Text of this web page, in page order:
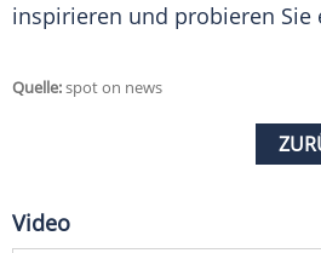
inspirieren und probieren Sie
Quelle:spot on news
Video